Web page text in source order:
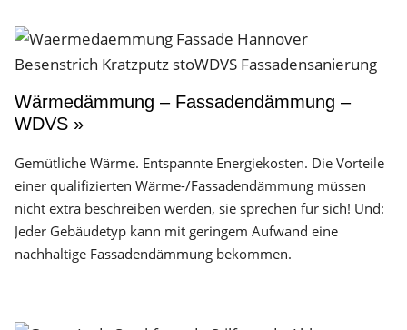
Wärmedämmung – Fassadendämmung –
WDVS »
Gemütliche Wärme. Entspannte Energiekosten. Die Vorteile
einer qualifizierten Wärme-/Fassadendämmung müssen
nicht extra beschreiben werden, sie sprechen für sich! Und:
Jeder Gebäudetyp kann mit geringem Aufwand eine
nachhaltige Fassadendämmung bekommen.